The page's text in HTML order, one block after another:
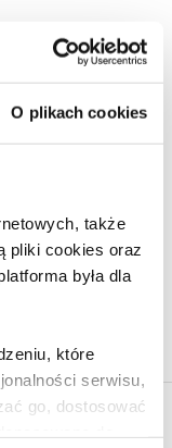
O plikach cookies
także
pliki cookies oraz
była dla
które
serwisu,
go, dostosować
Rodham Clinton